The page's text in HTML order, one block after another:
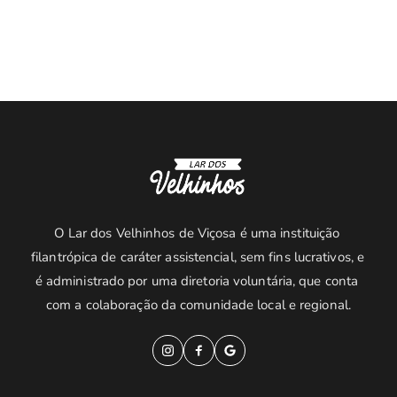
O Lar dos Velhinhos de Viçosa é uma instituição
filantrópica de caráter assistencial, sem fins lucrativos, e
é administrado por uma diretoria voluntária, que conta
com a colaboração da comunidade local e regional.